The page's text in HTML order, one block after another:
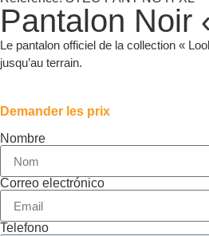
Pantalon Noir
Le pantalon officiel de la collection «
jusqu’au terrain.
Demander les prix
Nombre
Correo electrónico
Telefono